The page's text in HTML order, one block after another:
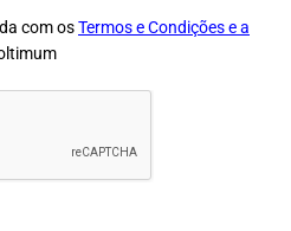
com osTermos e Condições e a